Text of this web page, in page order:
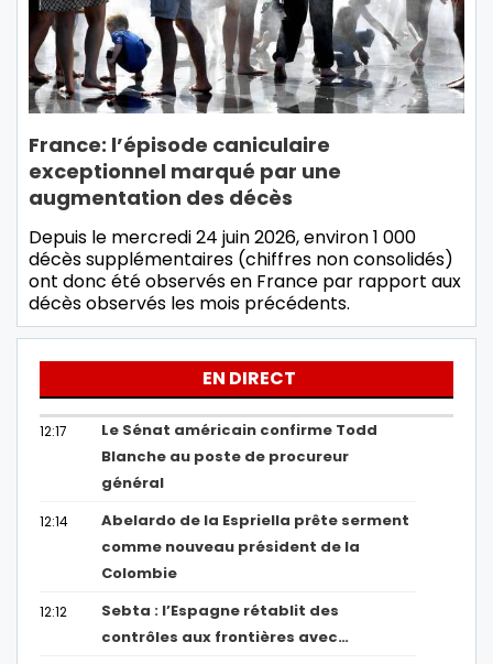
France: l’épisode caniculaire
exceptionnel marqué par une
augmentation des décès
Depuis le mercredi 24 juin 2026, environ 1 000
décès supplémentaires (chiffres non consolidés)
ont donc été observés en France par rapport aux
décès observés les mois précédents.
EN DIRECT
12:17
Le Sénat américain confirme Todd
Blanche au poste de procureur
général
12:14
Abelardo de la Espriella prête serment
comme nouveau président de la
Colombie
12:12
Sebta : l’Espagne rétablit des
contrôles aux frontières avec…